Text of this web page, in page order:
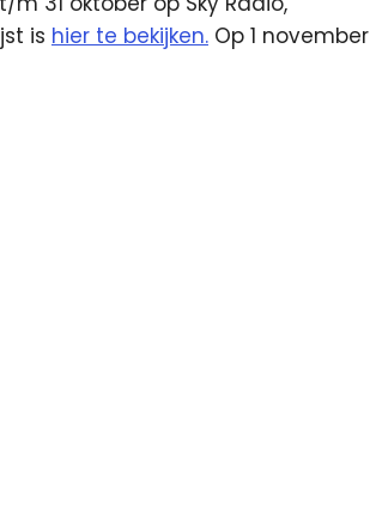
is hier te bekijken. Op 1 november